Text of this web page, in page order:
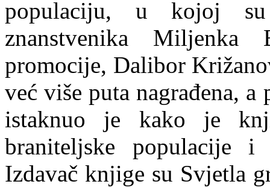
populaciju, u kojoj
znanstvenika Miljenka
promocije, Dalibor
već više puta nagrađena,
istaknuo je kako je
braniteljske populacije
Izdavač knjige su Svjetla